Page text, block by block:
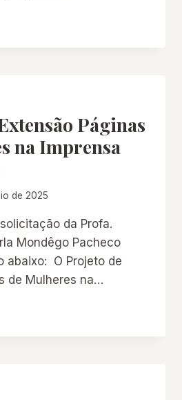
Páginas
na Imprensa
de 2025
da Profa.
Mondêgo Pacheco
abaixo: O Projeto de
de Mulheres na…